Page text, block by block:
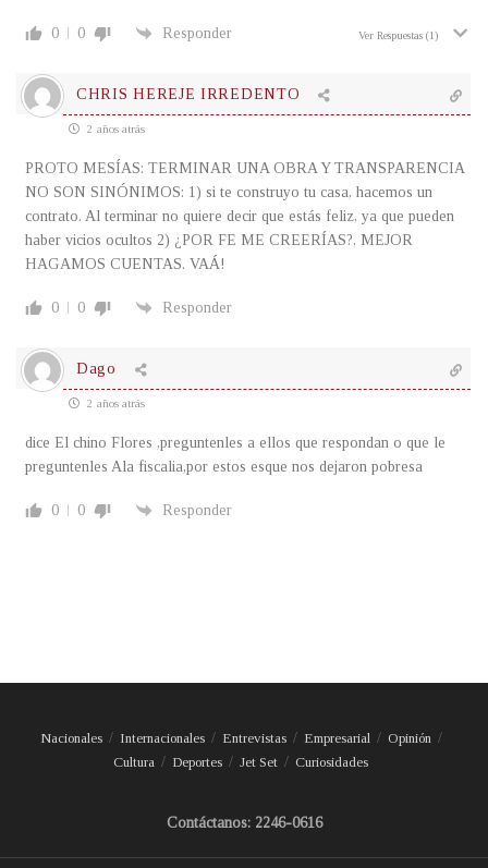
0 0 Responder Ver Respuestas (1)
CHRIS HEREJE IRREDENTO
2 años atrás
PROTO MESÍAS: TERMINAR UNA OBRA Y TRANSPARENCIA
NO SON SINÓNIMOS: 1) si te construyo tu casa, hacemos un
contrato. Al terminar no quiere decir que estás feliz, ya que pueden
haber vicios ocultos 2) ¿POR FE ME CREERÍAS?, MEJOR
HAGAMOS CUENTAS. VAÁ!
0 0 Responder
Dago
2 años atrás
dice El chino Flores ,preguntenles a ellos que respondan o que le
preguntenles Ala fiscalia,por estos esque nos dejaron pobresa
0 0 Responder
Nacionales Internacionales Entrevistas Empresarial
Opinión
Cultura
Deportes Jet Set Curiosidades
Contáctanos: 2246-0616